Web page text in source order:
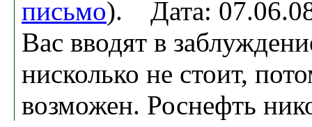
письмо). Дата:
Вас вводят в
нисколько не стоит,
возможен. Роснефть